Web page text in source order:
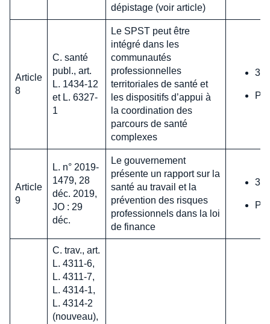
dépistage (voir article)
Article
8
C. santé
publ., art.
L. 1434-12
et L. 6327-
1
Le SPST peut être
intégré dans les
communautés
professionnelles
territoriales de santé et
les dispositifs d’appui à
la coordination des
parcours de santé
complexes
31
Article
9
L. n° 2019-
1479, 28
déc. 2019,
JO : 29
déc.
Le gouvernement
présente un rapport sur la
santé au travail et la
prévention des risques
professionnels dans la loi
de finance
31
C. trav., art.
L. 4311-6,
L. 4311-7,
L. 4314-1,
L. 4314-2
(nouveau),